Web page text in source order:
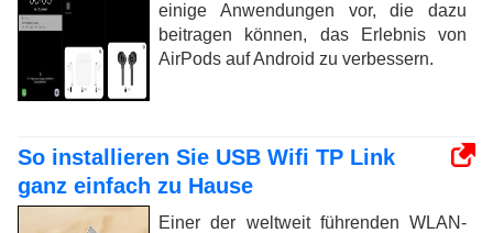
einige Anwendungen vor, die dazu
beitragen können, das Erlebnis von
AirPods auf Android zu verbessern.
So installieren Sie USB Wifi TP Link
ganz einfach zu Hause
Einer der weltweit führenden WLAN-